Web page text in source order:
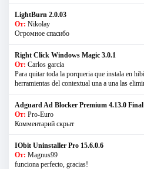
LightBurn 2.0.03
От: Nikolay
Огромное спасибо
Right Click Windows Magic 3.0.1
От: Carlos garcia
Para quitar toda la porqueria que instala en
herramientas del contextual una a una las
Adguard Ad Blocker Premium 4.13.0 Final
От: Pro-Euro
Комментарий скрыт
IObit Uninstaller Pro 15.6.0.6
От: Magnus99
funciona perfecto, gracias!